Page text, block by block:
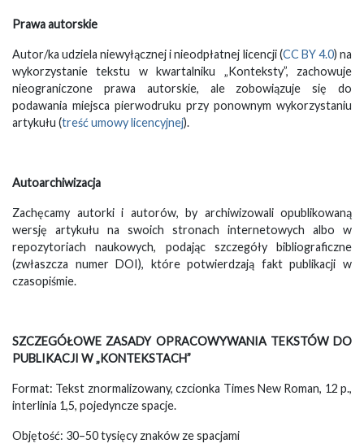
Prawa autorskie
Autor/ka udziela niewyłącznej i nieodpłatnej licencji (CC BY 4.0) na
wykorzystanie tekstu w kwartalniku „Konteksty”, zachowuje
nieograniczone prawa autorskie, ale zobowiązuje się do
podawania miejsca pierwodruku przy ponownym wykorzystaniu
artykułu (treść umowy licencyjnej).
Autoarchiwizacja
Zachęcamy autorki i autorów, by archiwizowali opublikowaną
wersję artykułu na swoich stronach internetowych albo w
repozytoriach naukowych, podając szczegóły bibliograficzne
(zwłaszcza numer DOI), które potwierdzają fakt publikacji w
czasopiśmie.
SZCZEGÓŁOWE ZASADY OPRACOWYWANIA TEKSTÓW DO
PUBLIKACJI W „KONTEKSTACH”
Format: Tekst znormalizowany, czcionka Times New Roman, 12 p.,
interlinia 1,5, pojedyncze spacje.
Objętość: 30–50 tysięcy znaków ze spacjami